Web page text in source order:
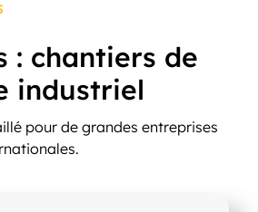
: chantiers de
industriel
pour de grandes entreprises